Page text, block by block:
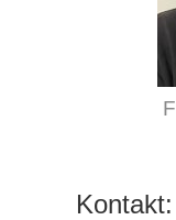
Kontakt: